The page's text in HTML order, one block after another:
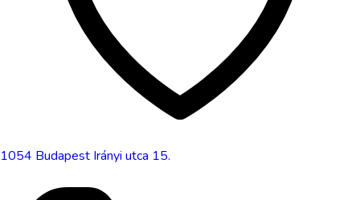
1054 Budapest Irányi utca 15.